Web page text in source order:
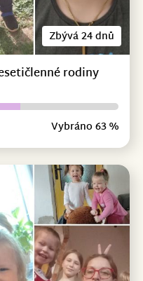
Zbývá 24 dnů
rodiny
Vybráno 63 %